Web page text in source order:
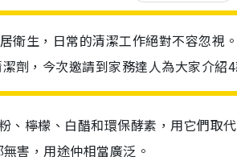
衛生，日常的清潔工作絕對不容忽視
劑，今次邀請到家務達人為大家介紹
、檸檬、白醋和環保酵素，用它們取
害，用途仲相當廣泛。